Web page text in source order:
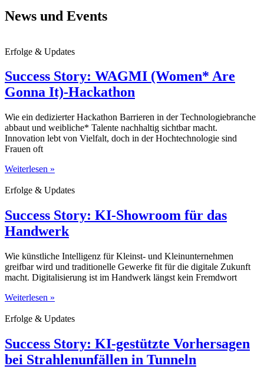
News und Events
Erfolge & Updates
Success Story: WAGMI (Women* Are
Gonna It)-Hackathon
Wie ein dedizierter Hackathon Barrieren in der Technologiebranche
abbaut und weibliche* Talente nachhaltig sichtbar macht.
Innovation lebt von Vielfalt, doch in der Hochtechnologie sind
Frauen oft
Weiterlesen »
Erfolge & Updates
Success Story: KI-Showroom für das
Handwerk
Wie künstliche Intelligenz für Kleinst- und Kleinunternehmen
greifbar wird und traditionelle Gewerke fit für die digitale Zukunft
macht. Digitalisierung ist im Handwerk längst kein Fremdwort
Weiterlesen »
Erfolge & Updates
Success Story: KI-gestützte Vorhersagen
bei Strahlenunfällen in Tunneln